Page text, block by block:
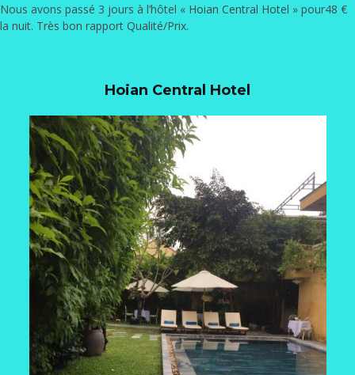
Nous avons passé 3 jours à l’hôtel « Hoian Central Hotel » pour48 €
la nuit. Très bon rapport Qualité/Prix.
Hoian Central Hotel